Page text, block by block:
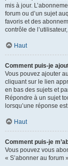
mis à jour.
forum ou d’un sujet
favoris et des
contrôle de
Haut
Comment puis-je
Vous pouvez ajouter
cliquant sur le lien
en bas des sujets et
Répondre à un sujet
lorsqu’une réponse
Haut
Comment puis-je
Vous pouvez vous
« S’abonner au forum